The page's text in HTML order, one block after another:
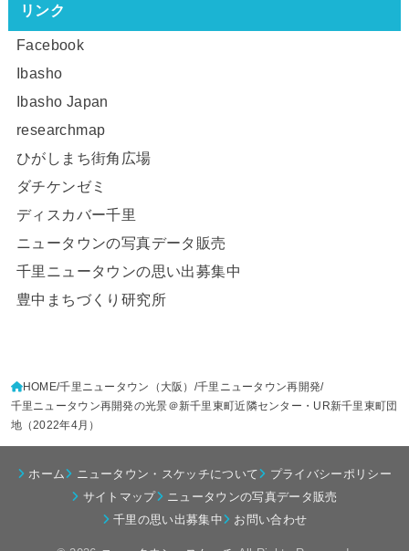
リンク
Facebook
Ibasho
Ibasho Japan
researchmap
ひがしまち街角広場
ダチケンゼミ
ディスカバー千里
ニュータウンの写真データ販売
千里ニュータウンの思い出募集中
豊中まちづくり研究所
HOME 千里ニュータウン（大阪）
千里ニュータウン再開発
千里ニュータウン再開発の光景＠新千里東町近隣センター・UR新千里東町団
地（2022年4月）
ホーム ニュータウン・スケッチについて
プライバシーポリシー
サイトマップ
ニュータウンの写真データ販売
千里の思い出募集中
お問い合わせ